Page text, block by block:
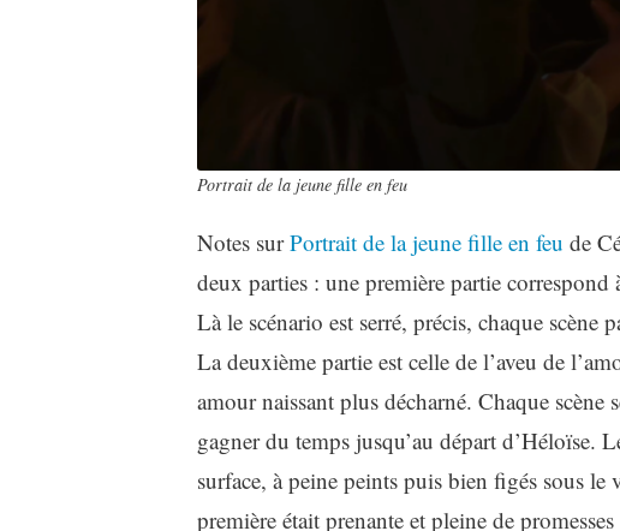
Portrait de la jeune fille en feu
Notes surPortrait de la jeune fille en feu de
deux parties : une première partie correspond
Là le scénario est serré, précis, chaque scène
La deuxième partie est celle de l’aveu de
amour naissant plus décharné. Chaque
gagner du temps jusqu’au départ d’Héloïse.
surface, à peine peints puis bien figés sous
première était prenante et pleine de